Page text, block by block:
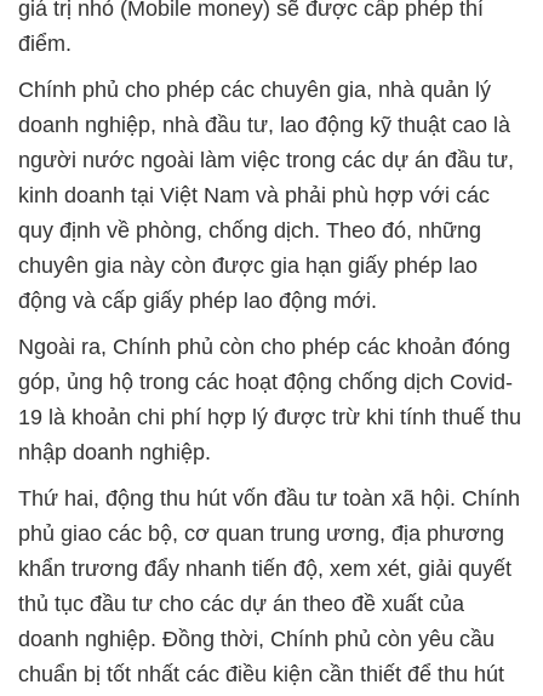
giá trị nhỏ (Mobile money) sẽ được cấp phép thí
điểm.
Chính phủ cho phép các chuyên gia, nhà quản lý
doanh nghiệp, nhà đầu tư, lao động kỹ thuật cao là
người nước ngoài làm việc trong các dự án đầu tư,
kinh doanh tại Việt Nam và phải phù hợp với các
quy định về phòng, chống dịch. Theo đó, những
chuyên gia này còn được gia hạn giấy phép lao
động và cấp giấy phép lao động mới.
Ngoài ra, Chính phủ còn cho phép các khoản đóng
góp, ủng hộ trong các hoạt động chống dịch Covid-
19 là khoản chi phí hợp lý được trừ khi tính thuế thu
nhập doanh nghiệp.
Thứ hai, động thu hút vốn đầu tư toàn xã hội. Chính
phủ giao các bộ, cơ quan trung ương, địa phương
khẩn trương đẩy nhanh tiến độ, xem xét, giải quyết
thủ tục đầu tư cho các dự án theo đề xuất của
doanh nghiệp. Đồng thời, Chính phủ còn yêu cầu
chuẩn bị tốt nhất các điều kiện cần thiết để thu hút